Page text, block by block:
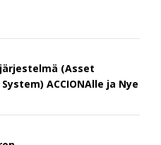
(Asset
ACCIONAlle ja Nye